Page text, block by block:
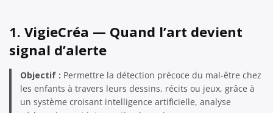
1. VigieCréa — Quand l’art devient
signal d’alerte
Objectif : Permettre la détection précoce du mal-être chez
les enfants à travers leurs dessins, récits ou jeux, grâce à
un système croisant intelligence artificielle, analyse